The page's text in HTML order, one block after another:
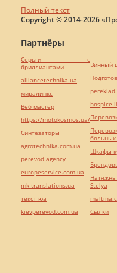
Полный текст
Copyright © 2014-2026
Партнёры
Серьги с
бриллиантами
alliancetechnika.ua
миралинкс
Веб мастер
https://motokosmos.ua/
Синтезаторы
agrotechnika.com.ua
perevod.agency
europeservice.com.ua
mk-translations.ua
текст юа
kievperevod.com.ua
Винный
hospice-
больных
Шкафы
Stelya
Cылки